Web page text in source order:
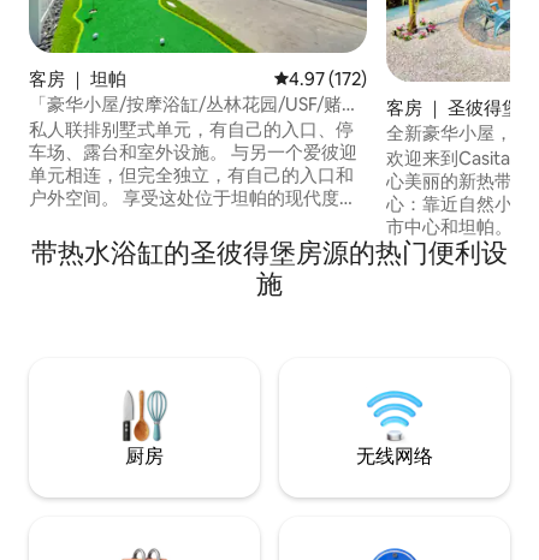
客房 ｜ 坦帕 平均评分 4.97 分（满分 5 分），
4.97 (172)
「豪华小屋/按摩浴缸/丛林花园/USF/赌
场」
私人联排别墅式单元，有自己的入口、停
车场、露台和室外设施。 与另一个爱彼迎
单元相连，但完全独立，有自己的入口和
户外空间。 享受这处位于坦帕的现代度假
场。 距离Busch Gardens、USF和
Seminole Hard Rock Casino仅几分钟路
程。 配备现代化厨房、智能电视、无线网
客房 ｜ 圣彼得堡
全新豪华小屋，带
🏝☀️🏖
欢迎来到Casita
心美丽的新热带天
心：靠近自然小径
市中心和坦帕。
Pete Beach ）仅
第一！ 屋内有洗
沫床垫的AeroBed
带热水浴缸的圣彼得堡房源的热门便利设
施
厨房 无线网络